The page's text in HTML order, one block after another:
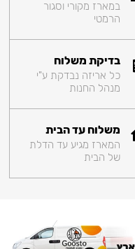
במארז מקורי וסגור
הרמטי
בדיקת משלוח
כל אריזה נבדקת ע"י
מנהל החנות
משלוח עד הבית
המארז מגיע עד הדלת
של הבית